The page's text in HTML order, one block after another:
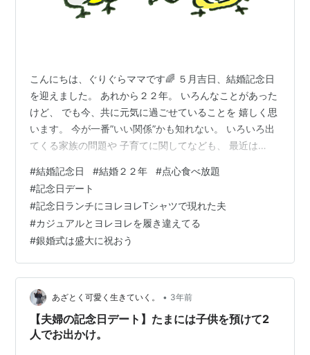
こんにちは、ぐりぐらママです🌈 ５月吉日、結婚記念日
を迎えました。 あれから２２年。 いろんなことがあった
けど、 でも今、共に元気に過ごせていることを 嬉しく思
います。 今が一番”いい関係”かも知れない。 いろいろ出
てくる家族の問題や 子育てに関してなども、 最近は
ん、意見や視点はそれぞれだし、 アプローチの仕方もそ
れぞれ違うのですが、 ”ゴールは同じ”という認識が、 持
てるようになりました。 ゴールがわからなかった時や、
それぞれのゴールが違った時は、 子供に対しても、お互
いに対しても 「なんでそんな対応するの？」 「なんでこ
うしないの…
#結婚記念日 #結婚２２年 #点心食べ放題
#記念日デート
#記念日ランチにヨレヨレTシャツで現れた夫
#カジュアルとヨレヨレを履き違えてる
#銀婚式は盛大に祝おう
あざとく可愛く生きていく。 • 3年前
【夫婦の記念日デート】たまには子供を預けて2
人でお出かけ。